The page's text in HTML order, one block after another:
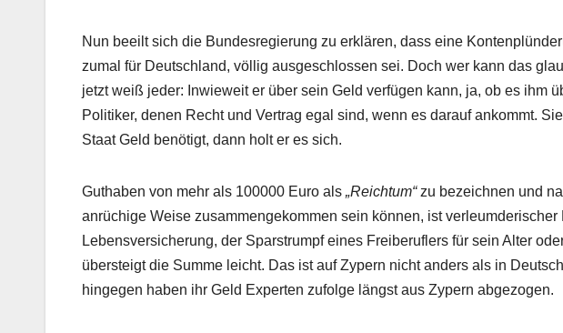
Nun beeilt sich die Bundesregierung zu erklären, dass eine
zumal für Deutschland, völlig ausgeschlossen sei. Doch wer kann das
jetzt weiß jeder: Inwieweit er über sein Geld verfügen kann, ja, ob es ihm
Politiker, denen Recht und Vertrag egal sind, wenn es darauf ankommt.
Staat Geld benötigt, dann holt er es sich.
Guthaben von mehr als 100000 Euro als „Reichtum“zu bezeichnen und
anrüchige Weise zusammengekommen sein können, ist
Lebensversicherung, der Sparstrumpf eines Freiberuflers für sein Alter
übersteigt die Summe leicht. Das ist auf Zypern nicht anders als in
hingegen haben ihr Geld Experten zufolge längst aus Zypern abgezogen.